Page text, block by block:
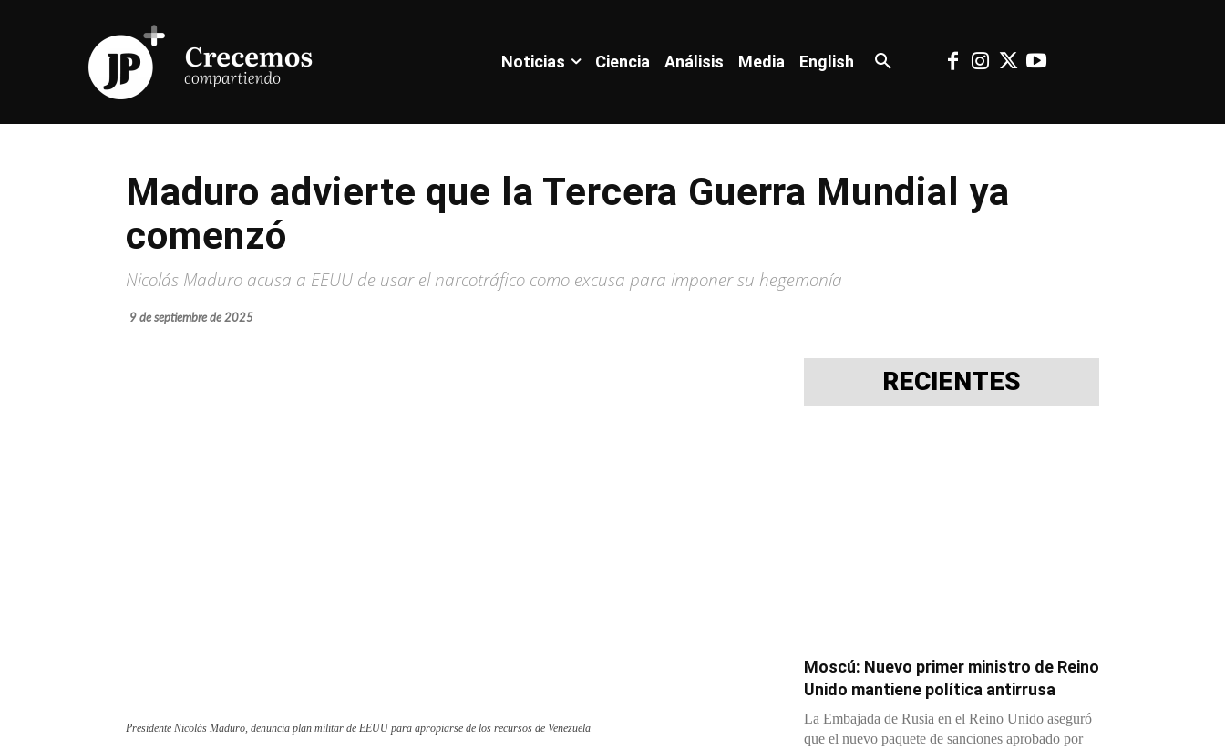
Noticias Ciencia Análisis Media English
Maduro advierte que la Tercera Guerra Mundial ya
comenzó
Nicolás Maduro acusa a EEUU de usar el narcotráfico como excusa para imponer su hegemonía
9 de septiembre de 2025
Presidente Nicolás Maduro, denuncia plan militar de EEUU para apropiarse de los recursos de Venezuela
RECIENTES
Moscú: Nuevo primer ministro de Reino
Unido mantiene política antirrusa
La Embajada de Rusia en el Reino Unido aseguró
que el nuevo paquete de sanciones aprobado por